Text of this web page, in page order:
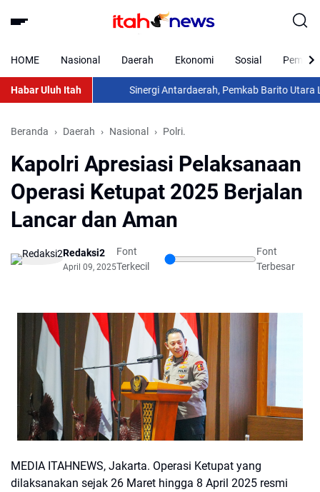
HOME Nasional Daerah Ekonomi Sosial
Habar Uluh Itah Sinergi Antardaerah, Pemkab Barito Utara
Beranda Daerah Nasional Polri.
Kapolri Apresiasi Pelaksanaan
Operasi Ketupat 2025 Berjalan
Lancar dan Aman
Redaksi2
April 09, 2025
Font
Terkecil
Font
Terbesar
MEDIA ITAHNEWS, Jakarta. Operasi Ketupat yang
dilaksanakan sejak 26 Maret hingga 8 April 2025 resmi